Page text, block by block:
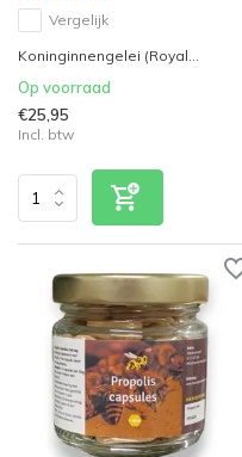
Vergelijk
Koninginnengelei (Royal...
Op voorraad
€25,95
Incl. btw